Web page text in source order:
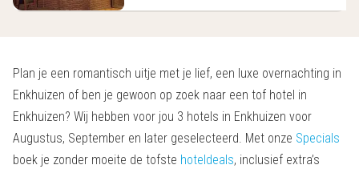
Plan je een romantisch uitje met je lief, een luxe overnachting in
Enkhuizen of ben je gewoon op zoek naar een tof hotel in
Enkhuizen? Wij hebben voor jou 3 hotels in Enkhuizen voor
Augustus, September en later geselecteerd. Met onze Specials
boek je zonder moeite de tofste hoteldeals, inclusief extra’s